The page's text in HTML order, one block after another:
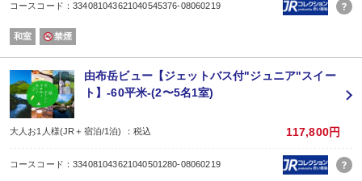
大分が誇る引き締まった肉質と深いうま味が特長の地鶏「豊のしゃも」をさっ
かぼすの爽やかさに夏らしさを感じる料理です。
※旬の食材を使用しますので、季節によって料理内容が変わります。
※連泊や、同じ月にご利用の方には異なるメニューにてご用意させていただき
【時間】
ご夕食 17:30 または 18:00のスタート
ご朝食 7:30、8:00、8:30のスタート
【ラストオーダー】
お食事19:00 お飲み物20:00
【お食事処】
コースコード：334081043621040545376-08060219
和室 禁煙
由布岳ビュー【ジェットバス付"ジュニア"スイー
ト】-60平米-(2〜5名1室)
大人お1人様(JR＋宿泊/1泊) ：税込 117,800円
コースコード：334081043621040501280-08060219